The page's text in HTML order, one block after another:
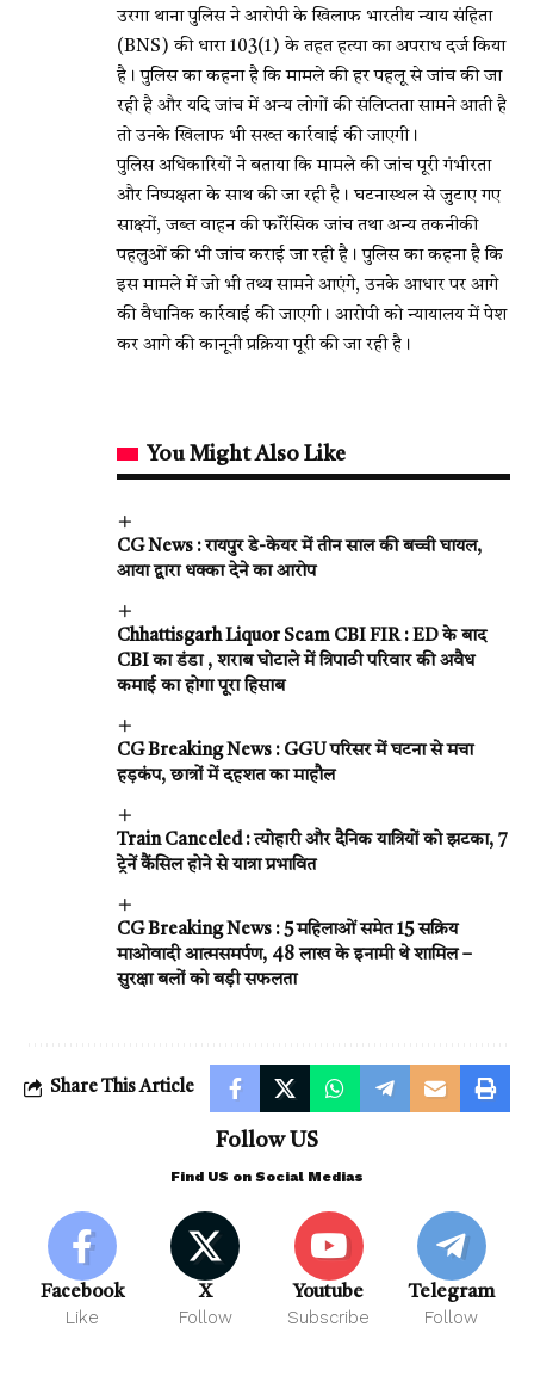
उरगा थाना पुलिस ने आरोपी के खिलाफ भारतीय न्याय संहिता
(BNS) की धारा 103(1) के तहत हत्या का अपराध दर्ज किया
है। पुलिस का कहना है कि मामले की हर पहलू से जांच की जा
रही है और यदि जांच में अन्य लोगों की संलिप्तता सामने आती है
तो उनके खिलाफ भी सख्त कार्रवाई की जाएगी।
पुलिस अधिकारियों ने बताया कि मामले की जांच पूरी गंभीरता
और निष्पक्षता के साथ की जा रही है। घटनास्थल से जुटाए गए
साक्ष्यों, जब्त वाहन की फॉरेंसिक जांच तथा अन्य तकनीकी
पहलुओं की भी जांच कराई जा रही है। पुलिस का कहना है कि
इस मामले में जो भी तथ्य सामने आएंगे, उनके आधार पर आगे
की वैधानिक कार्रवाई की जाएगी। आरोपी को न्यायालय में पेश
कर आगे की कानूनी प्रक्रिया पूरी की जा रही है।
You Might Also Like
CG News : रायपुर डे-केयर में तीन साल की बच्ची घायल,
आया द्वारा धक्का देने का आरोप
Chhattisgarh Liquor Scam CBI FIR : ED के बाद
CBI का डंडा , शराब घोटाले में त्रिपाठी परिवार की अवैध
कमाई का होगा पूरा हिसाब
CG Breaking News : GGU परिसर में घटना से मचा
हड़कंप, छात्रों में दहशत का माहौल
Train Canceled : त्योहारी और दैनिक यात्रियों को झटका, 7
ट्रेनें कैंसिल होने से यात्रा प्रभावित
CG Breaking News : 5 महिलाओं समेत 15 सक्रिय
माओवादी आत्मसमर्पण, 48 लाख के इनामी थे शामिल –
सुरक्षा बलों को बड़ी सफलता
Share This Article
Follow US
Find US on Social Medias
Facebook
Like
X
Follow
Youtube
Subscribe
Telegram
Follow